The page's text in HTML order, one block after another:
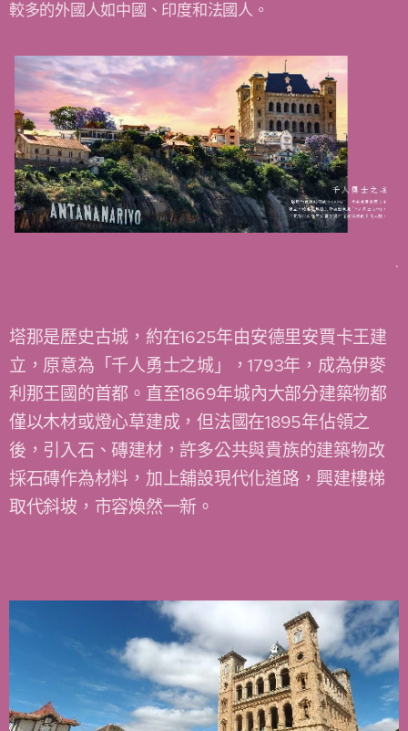
較多的外國人如中國、印度和法國人。
.
塔那是歷史古城，約在1625年由安德里安賈卡王建
立，原意為「千人勇士之城」，1793年，成為伊麥
利那王國的首都。直至1869年城內大部分建築物都
僅以木材或燈心草建成，但法國在1895年佔領之
後，引入石、磚建材，許多公共與貴族的建築物改
採石磚作為材料，加上舖設現代化道路，興建樓梯
取代斜坡，市容煥然一新。